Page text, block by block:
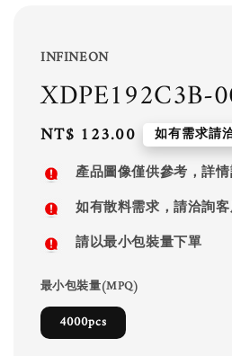
INFINEON
XDPE192C3B-
Regular
price
NT$ 123.00 如有需求請
產品圖像僅供參考，詳
如有散料需求，請洽詢
請以最小包裝量下單
最小包裝量(MPQ)
4000pcs